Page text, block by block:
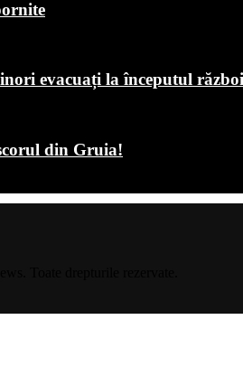
evacuați la începutul
din Gruia!